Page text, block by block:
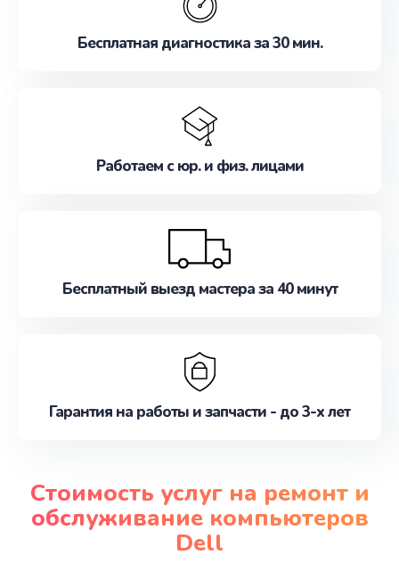
Бесплатная диагностика за 30 мин.
Работаем с юр. и физ. лицами
Бесплатный выезд мастера за 40 минут
Гарантия на работы и запчасти - до 3-х лет
Стоимость услуг на ремонт и
обслуживание компьютеров
Dell